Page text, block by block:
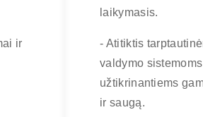
ir
laikymasis.
- Atitiktis
valdymo
užtikrinantiems
ir saugą.